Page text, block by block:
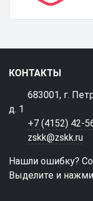
КОНТАКТЫ
683001, г.
д. 1
+7 (4152) 42-
zskk@zskk.ru
Нашли ошибку?
Выделите и